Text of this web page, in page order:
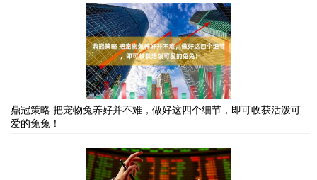
鼎冠策略 把宠物兔养好并不难，做好这四个细节，即可收获活泼可
爱的兔兔！